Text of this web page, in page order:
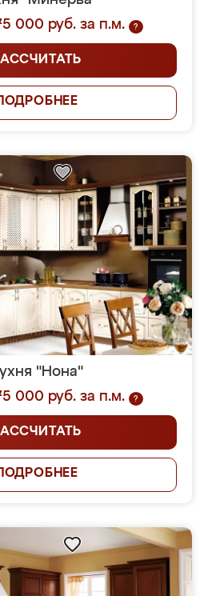
000 руб. за п.м.
?
"Нона"
000 руб. за п.м.
?